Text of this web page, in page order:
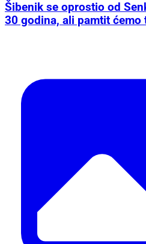
Šibenik se oprostio od
30 godina, ali pamtit ćemo